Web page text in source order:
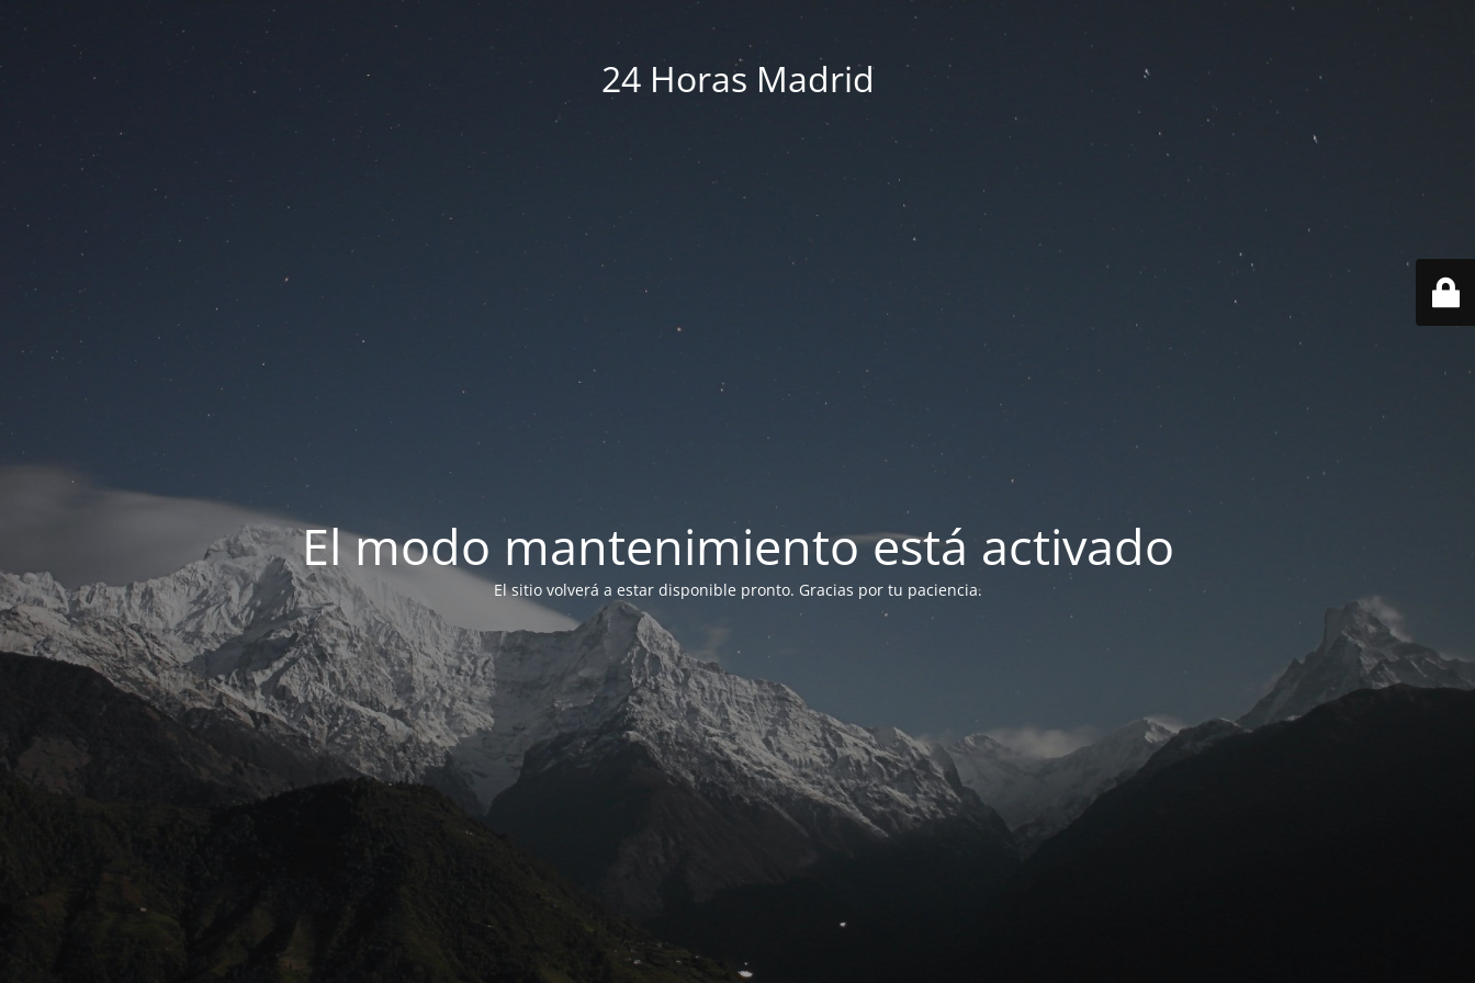
24 Horas Madrid
El modo mantenimiento está activado
El sitio volverá a estar disponible pronto. Gracias por tu paciencia.